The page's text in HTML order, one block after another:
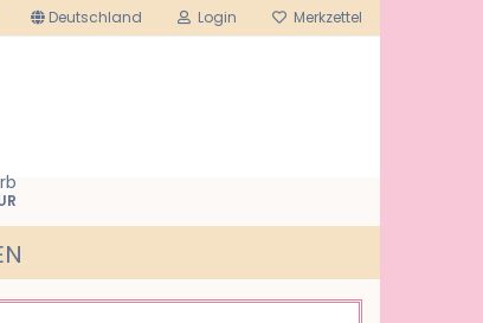
Deutschland Login Merkzettel